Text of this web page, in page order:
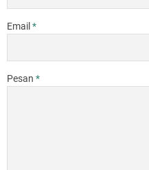
Email *
Pesan *